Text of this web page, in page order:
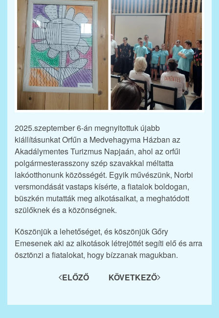
2025.szeptember 6-án megnyitottuk újabb
kiállításunkat Orfűn a Medvehagyma Házban az
Akadálymentes Turizmus Napjaán, ahol az orfűi
polgármesterasszony szép szavakkal méltatta
lakóotthonunk közösségét. Egyik művészünk, Norbi
versmondását vastaps kísérte, a fiatalok boldogan,
büszkén mutatták meg alkotásaikat, a meghatódott
szülőknek és a közönségnek.
Köszönjük a lehetőséget, és köszönjük Gőry
Emesenek aki az alkotások létrejöttét segíti elő és arra
ösztönzi a fiatalokat, hogy bízzanak magukban.
ELŐZŐ
KÖVETKEZŐ